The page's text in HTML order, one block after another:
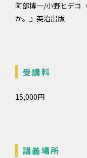
阿部博一/小野ヒデコ
か。』英治出版
受講料
15,000円
講義場所